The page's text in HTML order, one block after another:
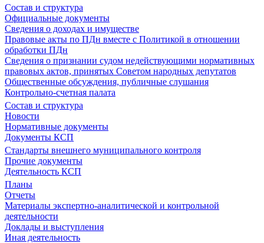
Состав и структура
Официальные документы
Сведения о доходах и имуществе
Правовые акты по ПДн вместе с Политикой в отношении
обработки ПДн
Сведения о признании судом недействующими нормативных
правовых актов, принятых Советом народных депутатов
Общественные обсуждения, публичные слушания
Контрольно-счетная палата
Состав и структура
Новости
Нормативные документы
Документы КСП
Стандарты внешнего муниципального контроля
Прочие документы
Деятельность КСП
Планы
Отчеты
Материалы экспертно-аналитической и контрольной
деятельности
Доклады и выступления
Иная деятельность